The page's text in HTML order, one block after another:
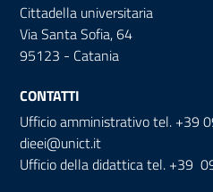
Cittadella universitaria
Via Santa Sofia, 64
95123 - Catania
CONTATTI
Ufficio amministrativo tel. +39
dieei@unict.it
Ufficio della didattica tel. +39